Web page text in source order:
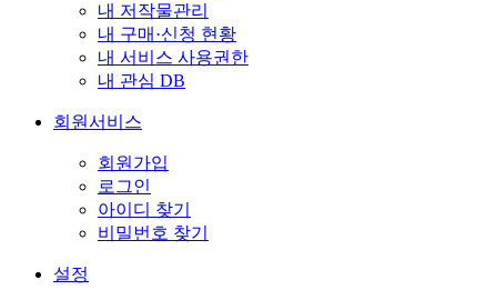
내 저작물관리
내 구매·신청 현황
내 서비스 사용권한
내 관심 DB
회원서비스
회원가입
로그인
아이디 찾기
비밀번호 찾기
설정